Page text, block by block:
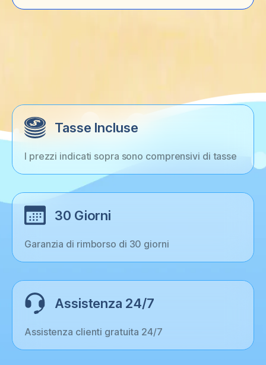
Tasse Incluse
I prezzi indicati sopra sono comprensivi di tasse
30 Giorni
Garanzia di rimborso di 30 giorni
Assistenza 24/7
Assistenza clienti gratuita 24/7